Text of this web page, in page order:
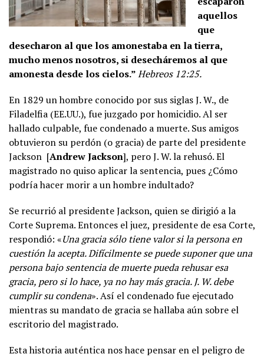
aquellos
que
desecharon al que los amonestaba en la tierra,
mucho menos nosotros, si desecháremos al que
amonesta desde los cielos.”Hebreos 12:25.
En 1829 un hombre conocido por sus siglas J. W., de
Filadelfia (EE.UU.), fue juzgado por homicidio. Al ser
hallado culpable, fue condenado a muerte. Sus amigos
obtuvieron su perdón (o gracia) de parte del presidente
Jackson [Andrew Jackson], pero J. W. la rehusó. El
magistrado no quiso aplicar la sentencia, pues ¿Cómo
podría hacer morir a un hombre indultado?
Se recurrió al presidente Jackson, quien se dirigió a la
Corte Suprema. Entonces el juez, presidente de esa Corte,
respondió: «Una gracia sólo tiene valor si la persona en
cuestión la acepta. Difícilmente se puede suponer que una
persona bajo sentencia de muerte pueda rehusar esa
gracia, pero si lo hace, ya no hay más gracia. J. W. debe
cumplir su condena». Así el condenado fue ejecutado
mientras su mandato de gracia se hallaba aún sobre el
escritorio del magistrado.
Esta historia auténtica nos hace pensar en el peligro de